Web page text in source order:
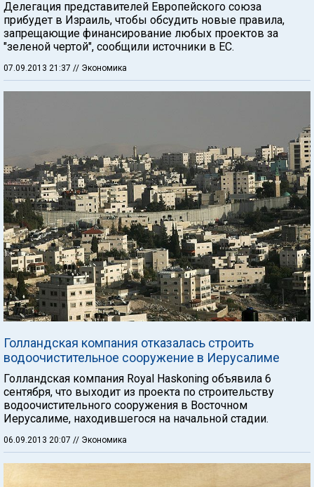
Делегация представителей Европейского союза
прибудет в Израиль, чтобы обсудить новые правила,
запрещающие финансирование любых проектов за
"зеленой чертой", сообщили источники в ЕС.
07.09.2013 21:37 // Экономика
Голландская компания отказалась строить
водоочистительное сооружение в Иерусалиме
Голландская компания Royal Haskoning объявила 6
сентября, что выходит из проекта по строительству
водоочистительного сооружения в Восточном
Иерусалиме, находившегося на начальной стадии.
06.09.2013 20:07 // Экономика